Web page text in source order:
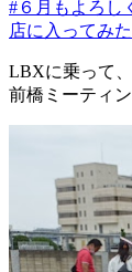
#６月もよろし
店に入ってみ
LBXに乗って、
前橋ミーティ